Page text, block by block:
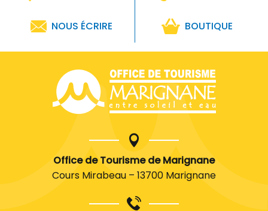
NOUS ÉCRIRE BOUTIQUE
Office de Tourisme de Marignane
Cours Mirabeau – 13700 Marignane